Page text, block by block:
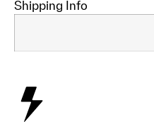
Shipping Info